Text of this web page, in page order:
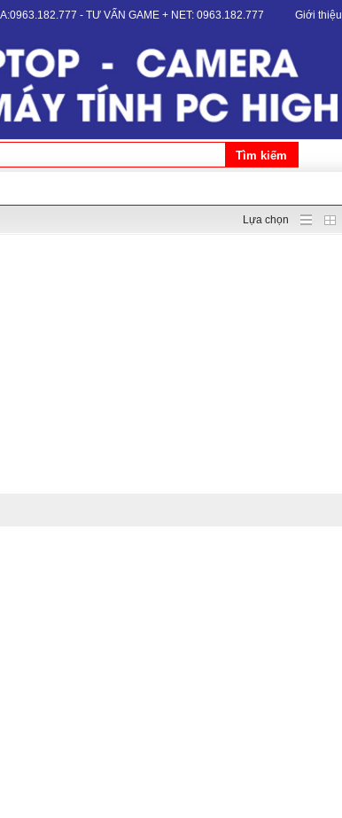
- TƯ VẤN GAME + NET: 0963.182.777 Giới thiệu
Lựa chọn